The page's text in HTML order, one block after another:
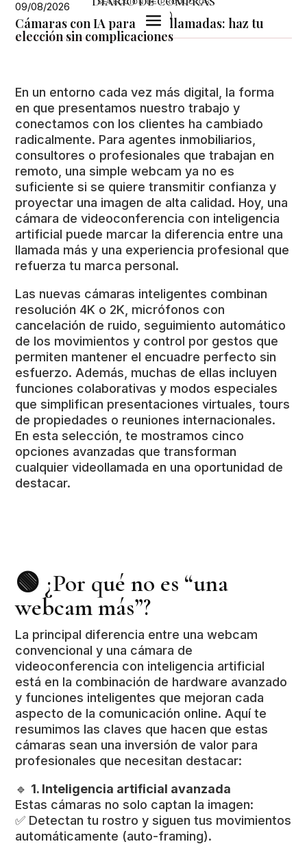
09/08/2026
U
SELECCIÓN DE PRODUCTOS
Cámaras con IA para videollamadas: haz tu
elección sin complicaciones
En un entorno cada vez más digital, la forma
en que presentamos nuestro trabajo y
conectamos con los clientes ha cambiado
radicalmente. Para agentes inmobiliarios,
consultores o profesionales que trabajan en
remoto, una simple webcam ya no es
suficiente si se quiere transmitir confianza y
proyectar una imagen de alta calidad. Hoy, una
cámara de videoconferencia con inteligencia
artificial puede marcar la diferencia entre una
llamada más y una experiencia profesional que
refuerza tu marca personal.
Las nuevas cámaras inteligentes combinan
resolución 4K o 2K, micrófonos con
cancelación de ruido, seguimiento automático
de los movimientos y control por gestos que
permiten mantener el encuadre perfecto sin
esfuerzo. Además, muchas de ellas incluyen
funciones colaborativas y modos especiales
que simplifican presentaciones virtuales, tours
de propiedades o reuniones internacionales.
En esta selección, te mostramos cinco
opciones avanzadas que transforman
cualquier videollamada en una oportunidad de
destacar.
🟢 ¿Por qué no es “una
webcam más”?
La principal diferencia entre una webcam
convencional y una cámara de
videoconferencia con inteligencia artificial
está en la combinación de hardware avanzado
y funciones inteligentes que mejoran cada
aspecto de la comunicación online. Aquí te
resumimos las claves que hacen que estas
cámaras sean una inversión de valor para
profesionales que necesitan destacar:
🔹 1. Inteligencia artificial avanzada
Estas cámaras no solo captan la imagen:
✅ Detectan tu rostro y siguen tus movimientos
automáticamente (auto-framing).